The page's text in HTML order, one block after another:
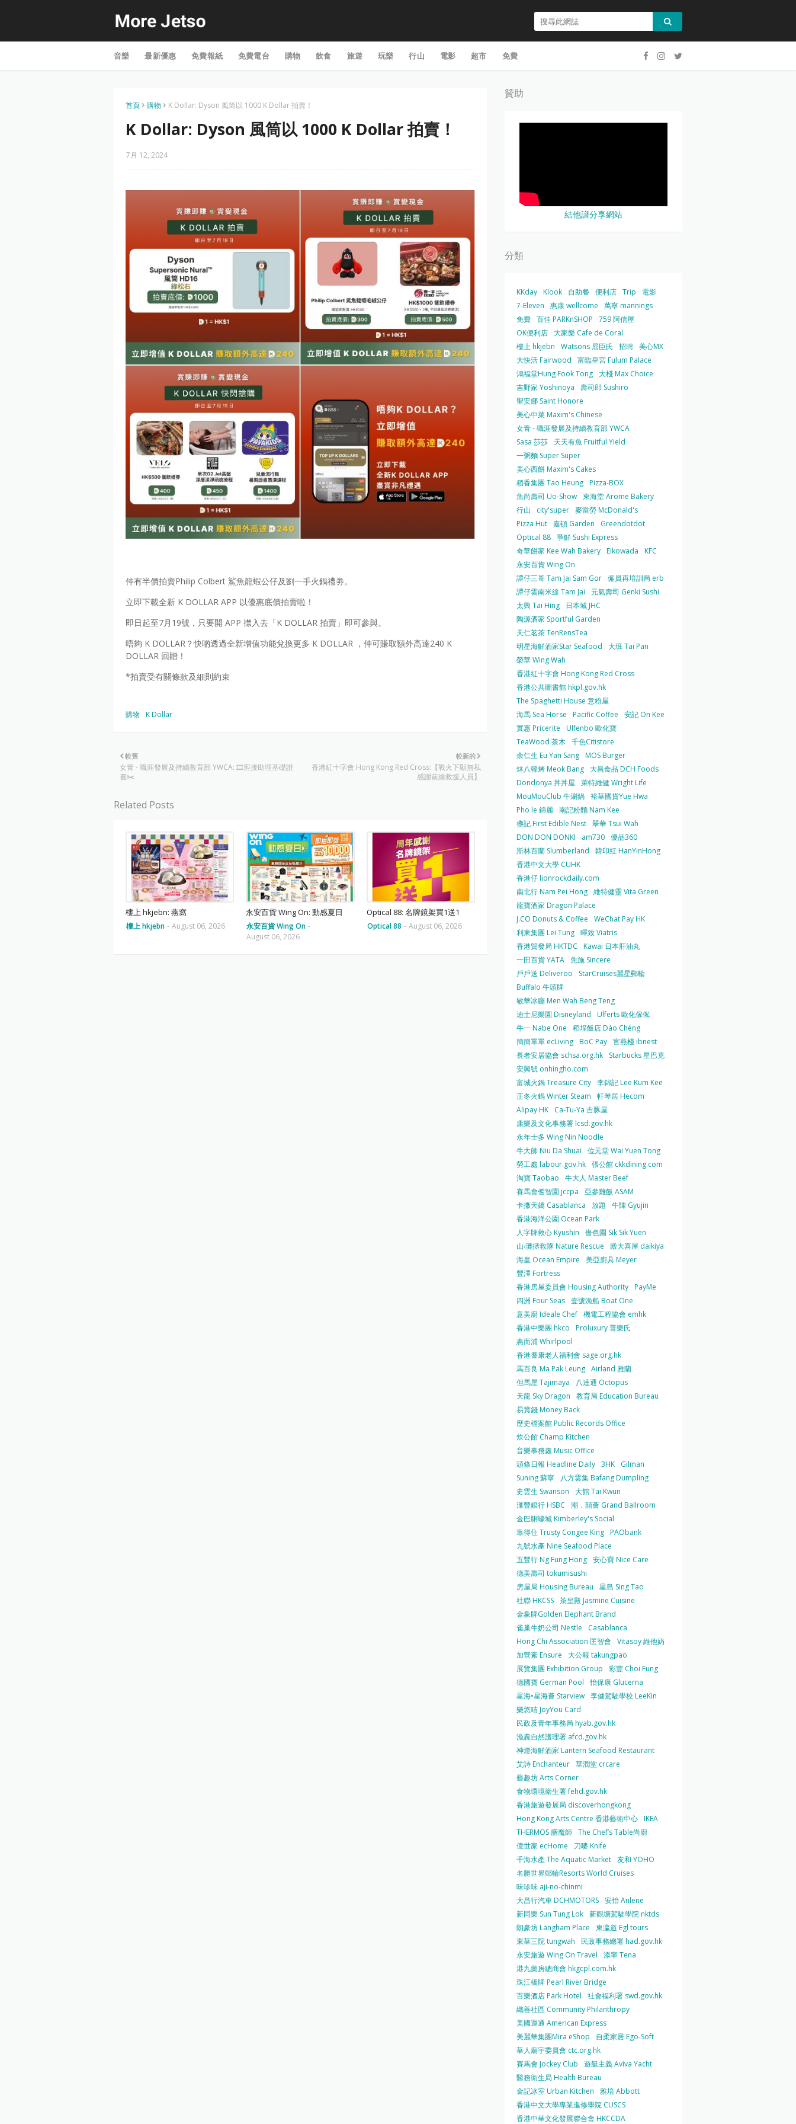
音樂 最新優惠 免費報紙 免費電台 購物 飲食 旅遊 玩樂 行山 電影 超市 免費
首頁 購物 K Dollar: Dyson 風筒以 1000 K Dollar 拍賣！
K Dollar: Dyson 風筒以 1000 K Dollar 拍賣！
7月 12, 2024
仲有半價拍賣Philip Colbert 鯊魚龍蝦公仔及劉一手火鍋禮劵。
立即下載全新 K DOLLAR APP 以優惠底價拍賣啦！
即日起至7月19號，只要開 APP 㩒入去「K DOLLAR 拍賣」即可參與。
唔夠 K DOLLAR？快啲透過全新增值功能兌換更多 K DOLLAR ，仲可賺取額外高達240 K
DOLLAR 回贈！
*拍賣受有關條款及細則約束
購物 K Dollar
較新的
香港紅十字會 Hong Kong Red Cross:【戰火下顯無私
感謝前線救援人員】
較舊
女青 - 職涯發展及持續教育部 YWCA: 🎞剪接助理基礎證
書✂️
Related Posts
樓上 hkjebn: 燕窩
樓上 hkjebn - August 06, 2026
永安百貨 Wing On: 動感夏日
永安百貨 Wing On -
August 06, 2026
Optical 88: 名牌鏡架買1送1
Optical 88 - August 06, 2026
贊助
結他譜分享網站
分類
KKday Klook 自助餐 便利店 Trip
電影
7-Eleven
惠康 wellcome
萬寧 mannings
免費 百佳 PARKnSHOP
759 阿信屋
OK便利店 大家樂 Cafe de Coral
樓上 hkjebn
Watsons 屈臣氏 招聘 美心MX
大快活 Fairwood
富臨皇宮 Fulum Palace
鴻福堂Hung Fook Tong 大棧 Max Choice
吉野家 Yoshinoya
壽司郎 Sushiro
聖安娜 Saint Honore
美心中菜 Maxim's Chinese
女青 - 職涯發展及持續教育部 YWCA
Sasa 莎莎
天天有魚 Fruitful Yield
一粥麵 Super Super
美心西餅 Maxim's Cakes
稻香集團 Tao Heung Pizza-BOX
魚尚壽司 Uo-Show 東海堂 Arome Bakery
行山
city'super 麥當勞 McDonald's
Pizza Hut 嘉頓 Garden
Greendotdot
Optical 88 爭鮮 Sushi Express
奇華餅家 Kee Wah Bakery Eikowada
KFC
永安百貨 Wing On
譚仔三哥 Tam Jai Sam Gor 僱員再培訓局 erb
譚仔雲南米線 Tam Jai
元氣壽司 Genki Sushi
太興 Tai Hing
日本城 JHC
陶源酒家 Sportful Garden
天仁茗茶 TenRensTea
明星海鮮酒家Star Seafood
大班 Tai Pan
榮華 Wing Wah
香港紅十字會 Hong Kong Red Cross
香港公共圖書館 hkpl.gov.hk
The Spaghetti House 意粉屋
海馬 Sea Horse
Pacific Coffee
安記 On Kee
實惠 Pricerite
Ulfenbo 歐化寶
TeaWood 茶木 千色Citistore
余仁生 Eu Yan Sang MOS Burger
炑八韓烤 Meok Bang 大昌食品 DCH Foods
Dondonya 丼丼屋
萊特維健 Wright Life
MouMouClub 牛涮鍋 裕華國貨Yue Hwa
Pho le 錦麗 南記粉麵 Nam Kee
盞記 First Edible Nest 翠華 Tsui Wah
DON DON DONKI
am730 優品360
斯林百蘭 Slumberland
韓印紅 HanYinHong
香港中文大學 CUHK
香港仔 lionrockdaily.com
南北行 Nam Pei Hong 維特健靈 Vita Green
龍寶酒家 Dragon Palace
J.CO Donuts & Coffee
WeChat Pay HK
利東集團 Lei Tung 暉致 Viatris
香港貿發局 HKTDC
Kawai 日本肝油丸
一田百貨 YATA 先施 Sincere
戶戶送 Deliveroo
StarCruises麗星郵輪
Buffalo 牛頭牌
敏華冰廳 Men Wah Beng Teng
迪士尼樂園 Disneyland
Ulferts 歐化傢俬
牛一 Nabe One
稻埕飯店 Dào Chéng
簡簡單單 ecLiving BoC Pay 官燕棧 ibnest
長者安居協會 schsa.org.hk
Starbucks 星巴克
安興號 onhingho.com
富城火鍋 Treasure City 李錦記 Lee Kum Kee
正冬火鍋 Winter Steam
軒琴居 Hecom
Alipay HK
Ca-Tu-Ya 吉豚屋
康樂及文化事務署 lcsd.gov.hk
永年士多 Wing Nin Noodle
牛大帥 Niu Da Shuai
位元堂 Wai Yuen Tong
勞工處 labour.gov.hk 張公館 ckkdining.com
淘寶 Taobao
牛大人 Master Beef
賽馬會耆智園 jccpa
亞參雞飯 ASAM
卡撒天嬌 Casablanca
放題
牛陣 Gyujin
香港海洋公園 Ocean Park
人字牌救心 Kyushin
嗇色園 Sik Sik Yuen
山‧灘拯救隊 Nature Rescue
殿大喜屋 daikiya
海皇 Ocean Empire
美亞廚具 Meyer
豐澤 Fortress
香港房屋委員會 Housing Authority PayMe
四洲 Four Seas 壹號漁船 Boat One
意美廚 Ideale Chef 機電工程協會 emhk
香港中樂團 hkco
Proluxury 普樂氏
惠而浦 Whirlpool
香港耆康老人福利會 sage.org.hk
馬百良 Ma Pak Leung Airland 雅蘭
但馬屋 Tajimaya
八達通 Octopus
天龍 Sky Dragon
教育局 Education Bureau
易賞錢 Money Back
歷史檔案館 Public Records Office
炊公館 Champ Kitchen
音樂事務處 Music Office
頭條日報 Headline Daily 3HK
Gilman
Suning 蘇寧
八方雲集 Bafang Dumpling
史雲生 Swanson
大館 Tai Kwun
滙豐銀行 HSBC
潮．囍薈 Grand Ballroom
金巴脷蠔城 Kimberley's Social
靠得住 Trusty Congee King PAObank
九號水產 Nine Seafood Place
五豐行 Ng Fung Hong 安心寶 Nice Care
德美壽司 tokumisushi
房屋局 Housing Bureau
星島 Sing Tao
社聯 HKCSS 茶皇殿 Jasmine Cuisine
金象牌Golden Elephant Brand
雀巢牛奶公司 Nestle
Casablanca
Hong Chi Association 匡智會
Vitasoy 維他奶
加營素 Ensure
大公報 takungpao
展覽集團 Exhibition Group
彩豐 Choi Fung
德國寶 German Pool
怡保康 Glucerna
星海•星海薈 Starview 李健駕駛學校 LeeKin
樂悠咭 JoyYou Card
民政及青年事務局 hyab.gov.hk
漁農自然護理署 afcd.gov.hk
神燈海鮮酒家 Lantern Seafood Restaurant
艾詩 Enchanteur 華潤堂 crcare
藝趣坊 Arts Corner
食物環境衛生署 fehd.gov.hk
香港旅遊發展局 discoverhongkong
Hong Kong Arts Centre 香港藝術中心 IKEA
THERMOS 膳魔師 The Chef’s Table尚廚
億世家 ecHome
刀嘜 Knife
千海水產 The Aquatic Market 友和 YOHO
名勝世界郵輪Resorts World Cruises
味珍味 aji-no-chinmi
大昌行汽車 DCHMOTORS 安怡 Anlene
新同樂 Sun Tung Lok 新觀塘駕駛學院 nktds
朗豪坊 Langham Place
東瀛遊 Egl tours
東華三院 tungwah
民政事務總署 had.gov.hk
永安旅遊 Wing On Travel
添寧 Tena
港九藥房總商會 hkgcpl.com.hk
珠江橋牌 Pearl River Bridge
百樂酒店 Park Hotel
社會福利署 swd.gov.hk
織善社區 Community Philanthropy
美國運通 American Express
美麗華集團Mira eShop
自柔家居 Ego-Soft
華人廟宇委員會 ctc.org.hk
賽馬會 Jockey Club
遊艇主義 Aviva Yacht
醫務衛生局 Health Bureau
金記冰室 Urban Kitchen
雅培 Abbott
香港中文大學專業進修學院 CUSCS
香港中華文化發展聯合會 HKCCDA